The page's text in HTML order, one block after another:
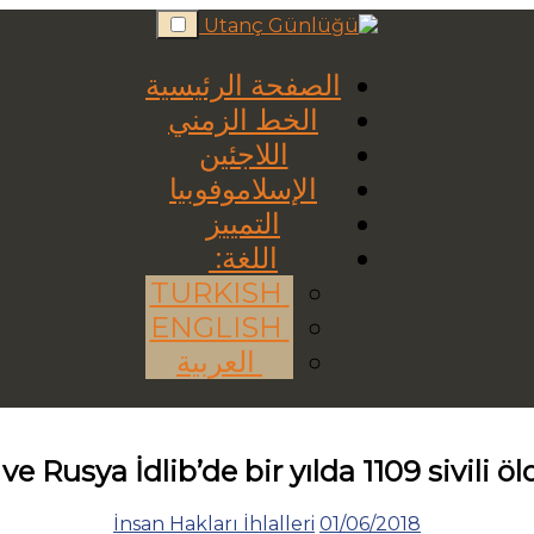
Skip
to
الصفحة الرئيسية
الخط الزمني
اللاجئين
الإسلاموفوبيا
التمييز
اللغة:
العربية
Rusya İdlib’de bir yılda 1109 sivili
01/06/2018
İnsan Hakları İhlalleri